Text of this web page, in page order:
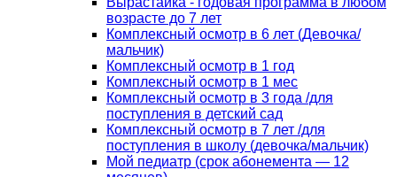
возрасте до 7 лет
Комплексный осмотр в 6 лет (Девочка/
мальчик)
Комплексный осмотр в 1 год
Комплексный осмотр в 1 мес
Комплексный осмотр в 3 года /для
поступления в детский сад
Комплексный осмотр в 7 лет /для
поступления в школу (девочка/мальчик)
Мой педиатр (срок абонемента — 12